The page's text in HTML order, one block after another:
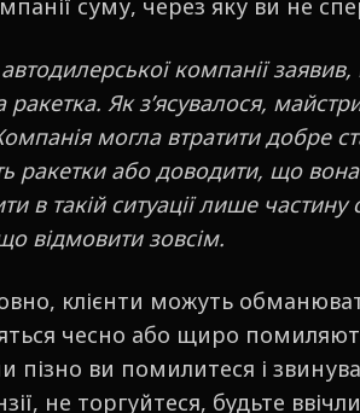
суму, через яку ви не
автодилерської компанії
ракетка. Як з’ясувалося,
могла втратити добре
ракетки або доводити, що
в такій ситуації лише
відмовити зовсім.
клієнти можуть
чесно або щиро
пізно ви помилитеся і
не торгуйтеся, будьте